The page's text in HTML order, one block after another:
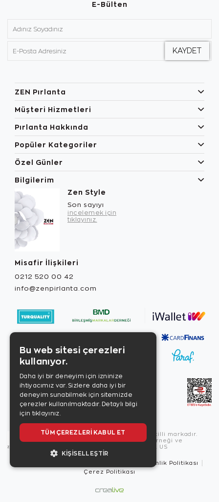
E-Bülten
ZEN Pırlanta
Müşteri Hizmetleri
Pırlanta Hakkında
Popüler Kategoriler
Özel Günler
Bilgilerim
Zen Style
Son sayıyı
incelemek için
tıklayınız.
Misafir İlişkileri
0212 520 00 42
info@zenpirlanta.com
Copyright © 2026, Zen Diamond tescilli markadır.
Zen Diamond Birleşmiş Markalar Derneği ve
Turquality Destek Programı üyesidir. US
Güvenlik Politikası
Çerez Politikası
Bu web sitesi çerezleri
kullanıyor.
Daha iyi bir deneyim için izninize
ihtiyacımız var. Sizlere daha iyi bir
deneyim sunabilmek için sitemizde
çerezler kullanılmaktadır. Detaylı bilgi
için tıklayınız.
TÜM ÇEREZLERI KABUL ET
KIŞISELLEŞTIR